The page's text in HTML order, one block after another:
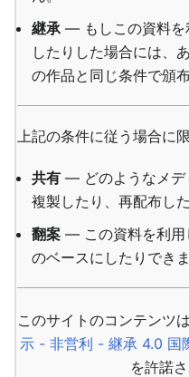
継承— もしこの資料を
したりした場合には、
の作品と同じ条件で頒
上記の条件に従う場合に限
共有 — どのようなメデ
複製したり、再配布し
翻案 — この資料を利用
のベースにしたりできま
このサイトのコンテンツは
示 - 非営利 - 継承 4.0 国
を許諾